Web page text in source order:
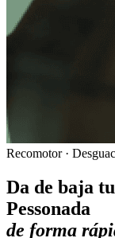
Recomotor ·
Da de baja
Pessonada
de forma